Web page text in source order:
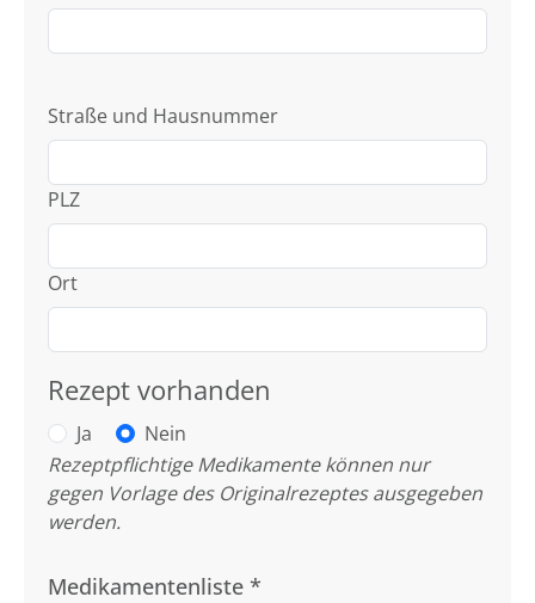
Straße und Hausnummer
PLZ
Ort
Rezept vorhanden
Ja
Nein
Rezeptpflichtige Medikamente können nur
gegen Vorlage des Originalrezeptes ausgegeben
werden.
Medikamentenliste *